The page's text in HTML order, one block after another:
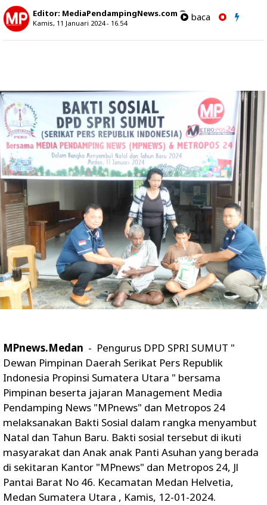
Editor: MediaPendampingNews.com
Kamis, 11 Januari 2024 - 16.54
baca
MPnews.Medan - Pengurus DPD SPRI SUMUT "
Dewan Pimpinan Daerah Serikat Pers Republik
Indonesia Propinsi Sumatera Utara " bersama
Pimpinan beserta jajaran Management Media
Pendamping News "MPnews" dan Metropos 24
melaksanakan Bakti Sosial dalam rangka menyambut
Natal dan Tahun Baru. Bakti sosial tersebut di ikuti
masyarakat dan Anak anak Panti Asuhan yang berada
di sekitaran Kantor "MPnews" dan Metropos 24, Jl
Pantai Barat No 46. Kecamatan Medan Helvetia,
Medan Sumatera Utara , Kamis, 12-01-2024.